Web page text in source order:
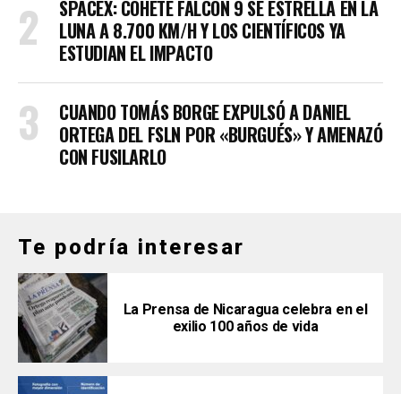
SPACEX: COHETE FALCON 9 SE ESTRELLA EN LA
LUNA A 8.700 KM/H Y LOS CIENTÍFICOS YA
ESTUDIAN EL IMPACTO
CUANDO TOMÁS BORGE EXPULSÓ A DANIEL
ORTEGA DEL FSLN POR «BURGUÉS» Y AMENAZÓ
CON FUSILARLO
Te podría interesar
La Prensa de Nicaragua celebra en el
exilio 100 años de vida